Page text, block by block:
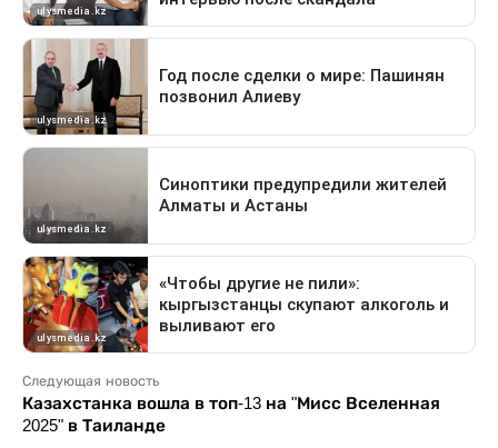
Следующая новость
Казахстанка вошла в топ-13 на "Мисс Вселенная
2025" в Таиланде